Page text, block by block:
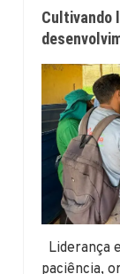
Cultivando
Liderança
paciência,